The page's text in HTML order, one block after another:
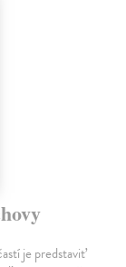
je predstaviť